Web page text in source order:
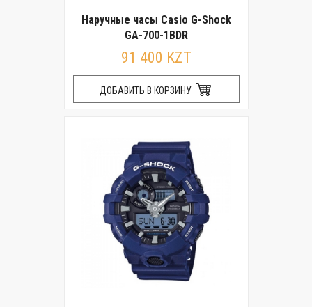
Наручные часы Casio G-Shock
GA-700-1BDR
91 400 KZT
ДОБАВИТЬ В КОРЗИНУ